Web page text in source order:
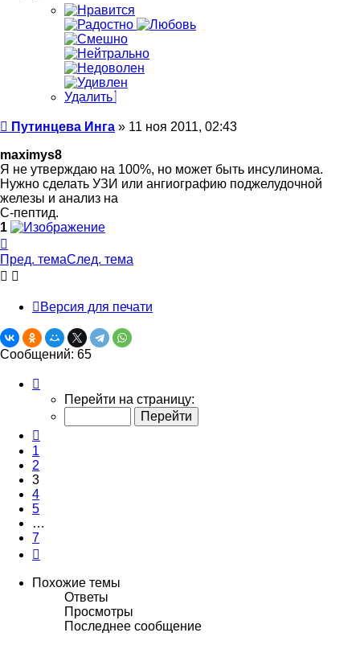
Удалить
Сообщение
Путинцева Инга » 11 ноя 2011, 02:43
maximys8
Я не утверждаю на 100%, но может быть инсулинома.
Нужно сделать УЗИ или ангиографию поджелудочной
железы и анализ на
С-пептид.
1
к
началу
Пред. темаСлед. тема
Версия для печати
Сообщений: 65
Перейти на страницу:
1
2
3
4
5
…
7
Похожие темы
Ответы
Просмотры
Последнее сообщение